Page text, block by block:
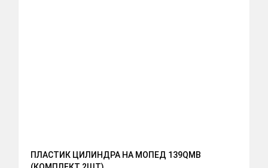
ПЛАСТИК ЦИЛИНДРА НА МОПЕД 139QMB